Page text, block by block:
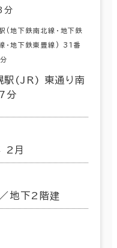
分
(地下鉄南北線･地下鉄
･地下鉄東豊線) 31番
駅(JR) 東通り南
分
2月
地下2階建